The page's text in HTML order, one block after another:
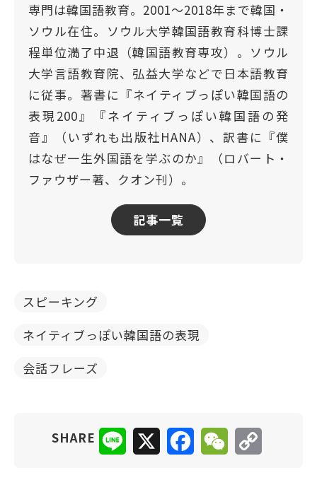
専門は韓国語教育。2001〜2018年まで韓国・
ソウル在住。ソウル大学韓国語教育科博士課
程単位満了中退（韓国語教育専攻）。ソウル
大学言語教育院、弘益大学などで日本語教育
に従事。著書に『ネイティブっぽい韓国語の
表現200』『ネイティブっぽい韓国語の発
音』（いずれも出版社HANA）、訳書に『僕
はなぜ一生外国語を学ぶのか』（ロバート・
ファウザー著、クオン刊）。
記事一覧
スピーキング
ネイティブっぽい韓国語の表現
会話フレーズ
SHARE Line FacebookWeChat